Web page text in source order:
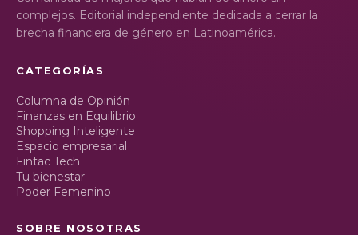
complejos. Editorial independiente dedicada a cerrar la
brecha financiera de género en Latinoamérica.
CATEGORÍAS
Columna de Opinión
Finanzas en Equilibrio
Shopping Inteligente
Espacio empresarial
Fintac Tech
Tu bienestar
Poder Femenino
SOBRE NOSOTRAS